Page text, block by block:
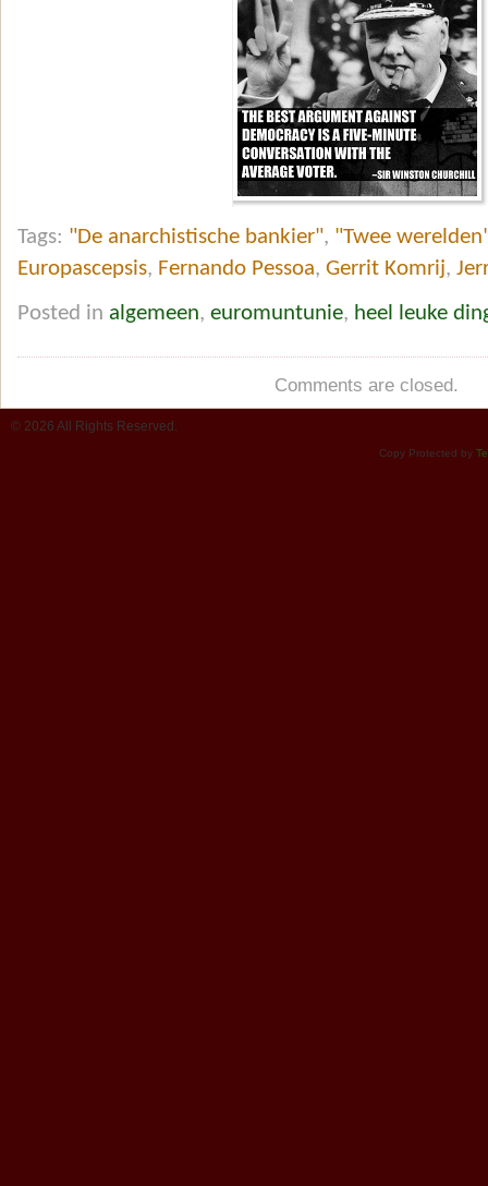
Tags: "De anarchistische bankier", "Twee
Europascepsis, Fernando Pessoa, Gerrit Komrij,
Posted in algemeen, euromuntunie, heel leuke
Comments are closed.
© 2026 All Rights Reserved.
Copy Protected by